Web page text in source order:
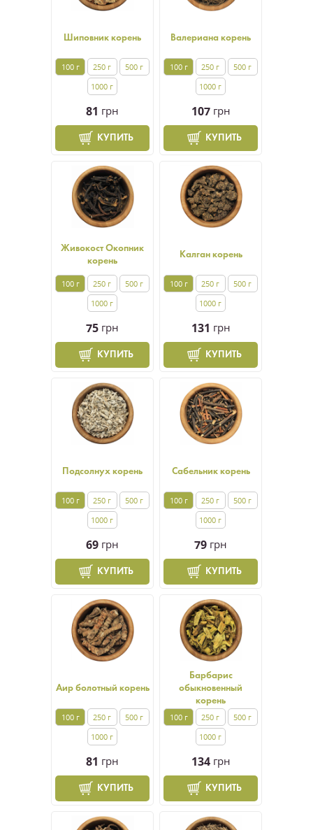
Шиповник корень
100 г 250 г
500 г
1000 г
81 грн
КУПИТЬ
Валериана корень
100 г 250 г
500 г
1000 г
107 грн
КУПИТЬ
Живокост Окопник
корень
100 г 250 г
500 г
1000 г
75 грн
КУПИТЬ
Калган корень
100 г 250 г
500 г
1000 г
131 грн
КУПИТЬ
Подсолнух корень
100 г 250 г
500 г
1000 г
69 грн
КУПИТЬ
Сабельник корень
100 г 250 г
500 г
1000 г
79 грн
КУПИТЬ
Аир болотный корень
100 г 250 г
500 г
1000 г
81 грн
КУПИТЬ
Барбарис
обыкновенный
корень
100 г 250 г
500 г
1000 г
134 грн
КУПИТЬ